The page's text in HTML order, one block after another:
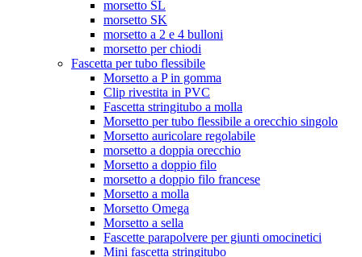
morsetto SL
morsetto SK
morsetto a 2 e 4 bulloni
morsetto per chiodi
Fascetta per tubo flessibile
Morsetto a P in gomma
Clip rivestita in PVC
Fascetta stringitubo a molla
Morsetto per tubo flessibile a orecchio singolo
Morsetto auricolare regolabile
morsetto a doppia orecchio
Morsetto a doppio filo
morsetto a doppio filo francese
Morsetto a molla
Morsetto Omega
Morsetto a sella
Fascette parapolvere per giunti omocinetici
Mini fascetta stringitubo